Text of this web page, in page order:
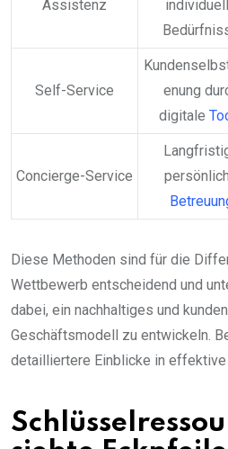
Assistenz
Self-Service
enung
digitale
Concierge-Service
Diese Methoden sind für die
Wettbewerb entscheidend und
dabei, ein nachhaltiges und
Geschäftsmodell zu entwickeln.
detailliertere Einblicke in